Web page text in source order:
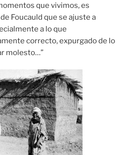
que vivimos, es
Foucauld que se ajuste a
a lo que
correcto, expurgado de lo
molesto…”